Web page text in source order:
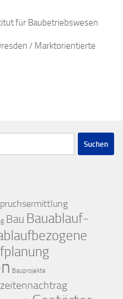
für Baubetriebswesen
/ Marktorientierte
Bau Bauablauf-
Bauprojekte